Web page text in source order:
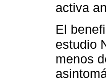
activa
El
estudio
menos